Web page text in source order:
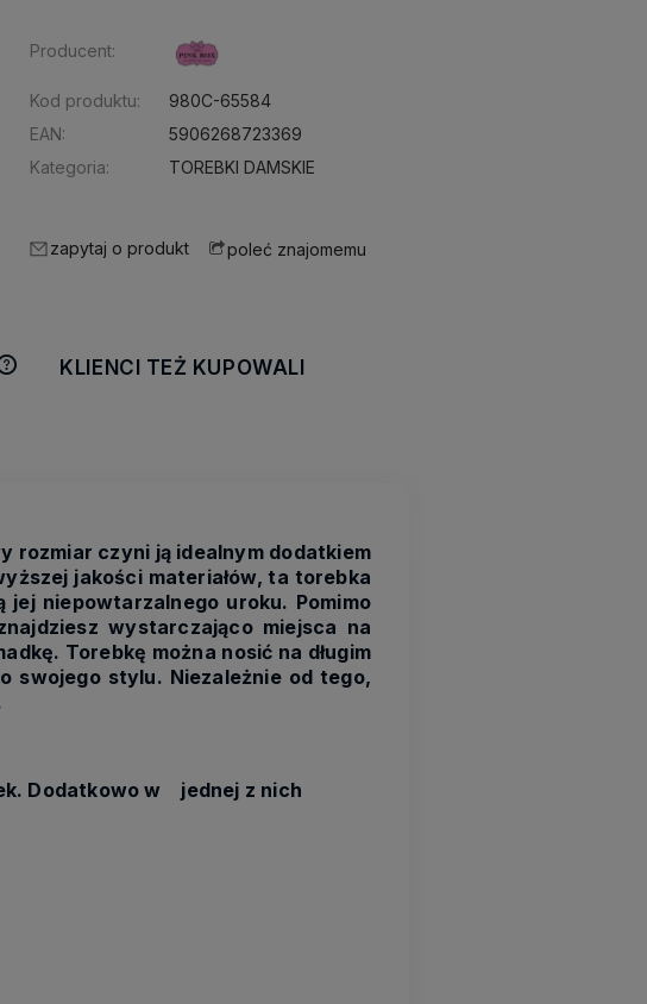
Producent:
Kod produktu:
980C-65584
EAN:
5906268723369
Kategoria:
TOREBKI DAMSKIE
zapytaj o produkt poleć znajomemu
KLIENCI TEŻ KUPOWALI
rozmiar czyni ją idealnym dodatkiem
jakości materiałów, ta torebka
niepowtarzalnego uroku. Pomimo
wystarczająco miejsca na
Torebkę można nosić na długim
swojego stylu. Niezależnie od tego,
Dodatkowo w jednej z nich